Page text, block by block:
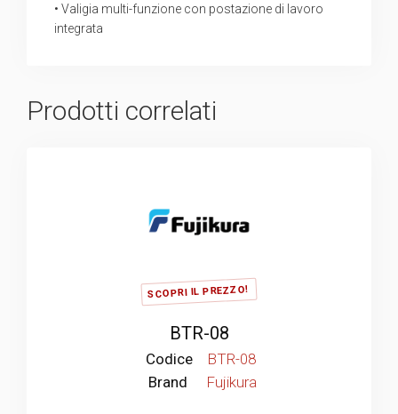
• Valigia multi-funzione con postazione di lavoro
integrata
Prodotti correlati
SCOPRI IL PREZZO!
BTR-08
Codice
BTR-08
Brand
Fujikura